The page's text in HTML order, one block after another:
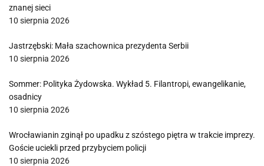
znanej sieci
10 sierpnia 2026
Jastrzębski: Mała szachownica prezydenta Serbii
10 sierpnia 2026
Sommer: Polityka Żydowska. Wykład 5. Filantropi, ewangelikanie,
osadnicy
10 sierpnia 2026
Wrocławianin zginął po upadku z szóstego piętra w trakcie imprezy.
Goście uciekli przed przybyciem policji
10 sierpnia 2026